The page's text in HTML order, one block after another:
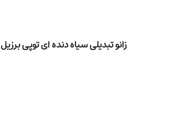
زانو تبدیلی سیاه دنده ای توپی برزیل